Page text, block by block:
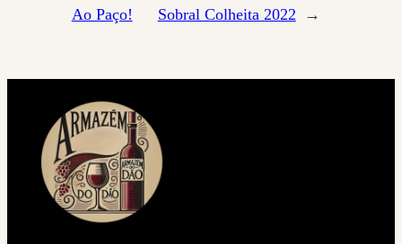
Ao Paço!
Sobral Colheita 2022
→